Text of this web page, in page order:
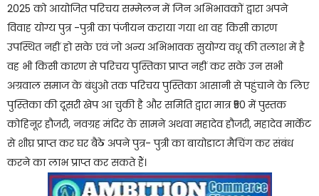
2025 को आयोजित परिचय सम्मेलन में जिन अभिभावकों द्वारा अपने
विवाह योग्य पुत्र -पुत्री का पंजीयन कराया गया था वह किसी कारण
उपस्थित नहीं हो सके एवं जो अन्य अभिभावक सुयोग्य वधू की तलाश में है
वह भी किसी कारण से परिचय पुस्तिका प्राप्त नहीं कर सके उन सभी
अग्रवाल समाज के बंधुओ तक परिचय पुस्तिका आसानी से पहुंचाने के लिए
पुस्तिका की दूसरी खेप आ चुकी है और समिति द्वारा मात्र ₹50 में पुस्तक
कोहिनूर हौजरी, नवग्रह मंदिर के सामने अथवा महादेव हौजरी, महादेव मार्केट
से शीघ्र प्राप्त कर घर बैठे अपने पुत्र- पुत्री का बायोडाटा मैचिंग कर संबंध
करने का लाभ प्राप्त कर सकते हैं।